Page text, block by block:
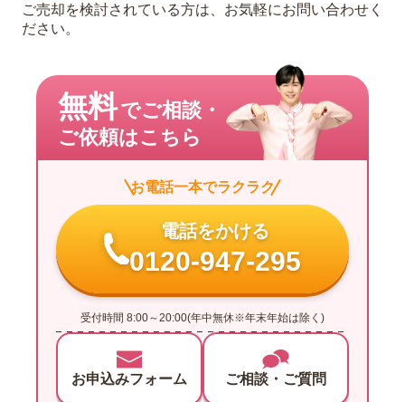
ご売却を検討されている方は、お気軽にお問い合わせく
ださい。
無料でご相談・
ご依頼はこちら
お電話一本でラクラク
電話をかける
0120-947-295
受付時間 8:00～20:00(年中無休※年末年始は除く)
お申込みフォーム ご相談・ご質問